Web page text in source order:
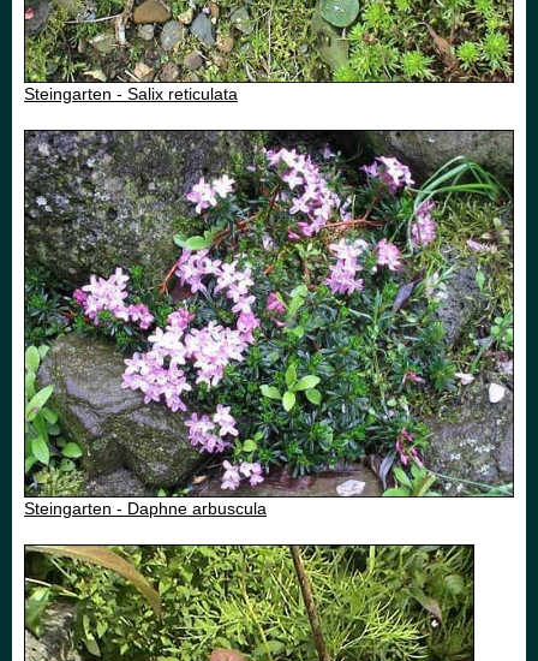
Steingarten - Salix reticulata
Steingarten - Daphne arbuscula